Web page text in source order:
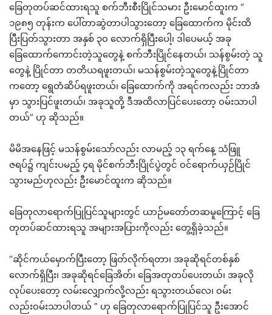
ခြေတုတပ်ဆင်ထားရသူ စက်ဘီးစီးပြိုင်သမား ဦးမောင်ထူးက “
၁၉၈၅ တုန်းက ပေါ်တာဆွဲတာပါသွားတော့ ခြေထောက်က မိုင်းထိ
ပြီးပြတ်သွားတာ အနှစ် ၃၀ လောက်ရှိပြီးပေါ့၊ ဒါပေမယ့် အခု
ခြေထောက်ကောင်းတဲ့သူတွေနဲ့ စက်ဘီးပြိုင်နေတယ်၊ သန်စွမ်းတဲ့ သူ
တွေနဲ့ ပြိုင်တာ တတိယရဖူးတယ်၊ မသန်စွမ်းတဲ့သူတွေနဲ့ပြိုင်တာ
ကတော့ ရွေတံဆိပ်ရဖူးတယ်၊ ခြေထောက်ကို အရင်ကလည်း ဘာအံ
မှာ သွားပြင်ဖူးတယ်၊ အခုသူတို့ ဒီအထိလာပြင်ပေးတော့ ၀မ်းသာပါ
တယ်” ဟု ဆိုသည်။
မိမိအနေဖြင့် မသန်စွမ်းသော်လည်း လာမည့် ၁၃ ရက်နေ့ သံဖြူ
ဇရပ်၌ ကျင်းပမည့် ၄ရ မိုင်စက်ဘီးပြိုင်ပွဲတွင် ၀င်ရောက်ယှဉ်ပြိုင်
သွားမည်ဟုလည်း ဦးမောင်ထူးက ဆိုသည်။
ခြေတုလာရောက်ပြုပြင်သူများတွင် ယာဉ်မတော်တဆမူကြောင့် ခြေ
တုတပ်ဆင်ထားရသူ အများအပြားကိုလည်း တွေ့ရှိခဲ့သည်။
“ဆိုင်ကယ်မှောက်ပြီးတော့ ဖြတ်လိုက်ရတာ၊ အခုဆိုရင်တစ်နှစ်
လောက်ရှိပြီး၊ အခုဆိုရင်ခြေအိတ်၊ ခြေအတုတပ်ပေးတယ်၊ အခုလို
လုပ်ပေးတော့ လမ်းလျှောက်လို့လည်း ရသွားတယ်လေ၊ ၀မ်း
လည်း၀မ်းသာပါတယ် ” ဟု ခြေတုလာရောက်ပြုပြင်သူ ဦးအောင်